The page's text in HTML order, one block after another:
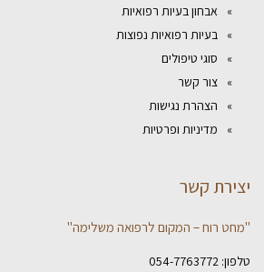
אבחון בעיות רפואיות
בעיות רפואיות נפוצות
סוגי טיפולים
צור קשר
הצהרת נגישות
מדיניות ופרטיות
יצירת קשר
"מחט רוח – המקום לרפואה משלימה"
טלפון: 054-7763772